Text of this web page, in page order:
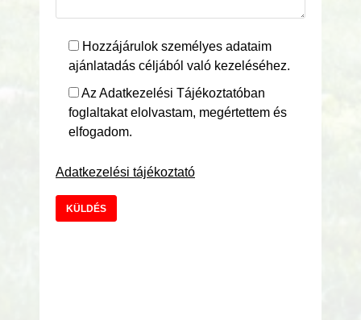
Hozzájárulok személyes adataim
ajánlatadás céljából való kezeléséhez.
Az Adatkezelési Tájékoztatóban
foglaltakat elolvastam, megértettem és
elfogadom.
Adatkezelési tájékoztató